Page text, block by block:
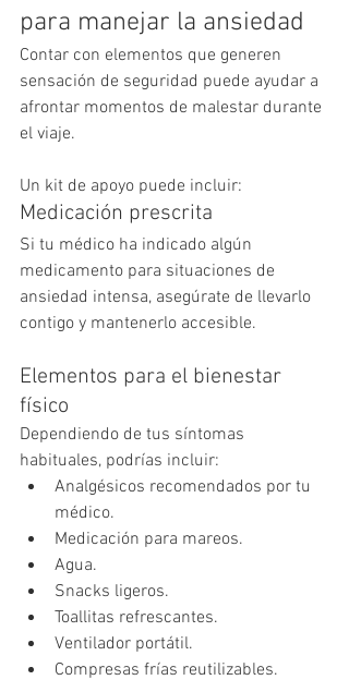
para manejar la ansiedad
Contar con elementos que generen
sensación de seguridad puede ayudar a
afrontar momentos de malestar durante
el viaje.
Un kit de apoyo puede incluir:
Medicación prescrita
Si tu médico ha indicado algún
medicamento para situaciones de
ansiedad intensa, asegúrate de llevarlo
contigo y mantenerlo accesible.
Elementos para el bienestar
físico
Dependiendo de tus síntomas
habituales, podrías incluir:
Analgésicos recomendados por tu
médico.
Medicación para mareos.
Agua.
Snacks ligeros.
Toallitas refrescantes.
Ventilador portátil.
Compresas frías reutilizables.